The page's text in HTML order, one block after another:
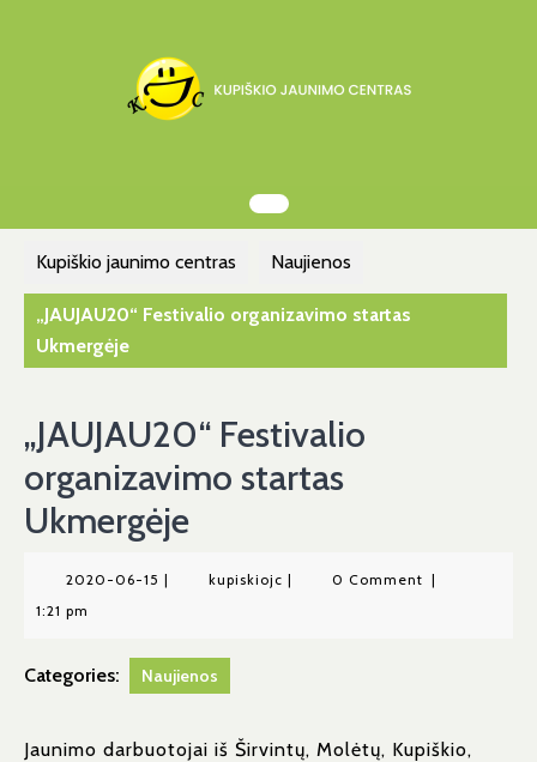
Kupiškio jaunimo centras Naujienos
„JAUJAU20“ Festivalio organizavimo startas
Ukmergėje
„JAUJAU20“ Festivalio
organizavimo startas
Ukmergėje
2020-06-15 2020-
| kupiskiojckupiskiojc
| 0 Comment |
1:21 pm
Categories: Naujienos
Jaunimo darbuotojai iš Širvintų, Molėtų, Kupiškio,